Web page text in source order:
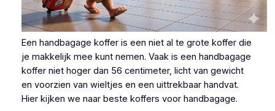
Een handbagage koffer is een niet al te grote koffer die
je makkelijk mee kunt nemen. Vaak is een handbagage
koffer niet hoger dan 56 centimeter, licht van gewicht
en voorzien van wieltjes en een uittrekbaar handvat.
Hier kijken we naar beste koffers voor handbagage.